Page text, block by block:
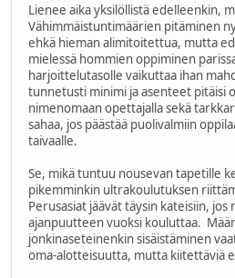
Lienee aika yksilöllistä edelleenkin,
Vähimmäistuntimäärien pitäminen
ehkä hieman alimitoitettua, mutta
mielessä hommien oppiminen
harjoittelutasolle vaikuttaa ihan
tunnetusti minimi ja asenteet pitäisi
nimenomaan opettajalla sekä
sahaa, jos päästää puolivalmiin
taivaalle.
Se, mikä tuntuu nousevan tapetille
pikemminkin ultrakoulutuksen
Perusasiat jäävät täysin kateisiin,
ajanpuutteen vuoksi kouluttaa.
jonkinaseteinenkin sisäistäminen
oma-alotteisuutta, mutta kiitettäviä